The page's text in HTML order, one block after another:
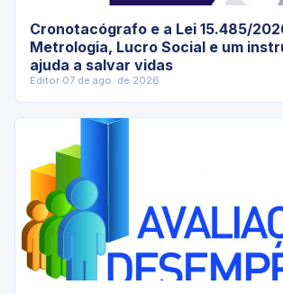
Cronotacógrafo e a Lei 15.485/
Metrologia, Lucro Social e um
ajuda a salvar vidas
Editor·07 de ago. de 2026